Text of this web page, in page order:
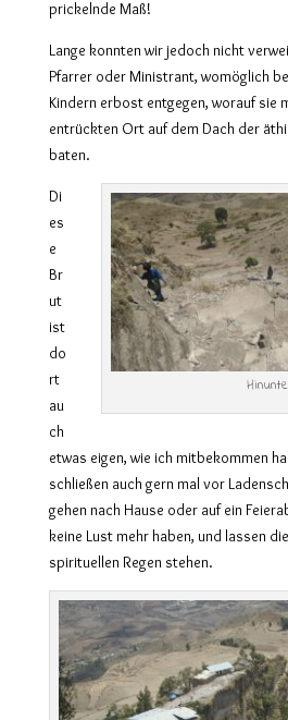
prickelnde Maß!
Lange konnten wir jedoch nicht
Pfarrer oder Ministrant, womöglich
Kindern erbost entgegen, worauf sie
entrückten Ort auf dem Dach der
baten.
Di
es
e
Br
ut
ist
do
rt
au
ch
etwas eigen, wie ich mitbekommen
schließen auch gern mal vor
gehen nach Hause oder auf ein
keine Lust mehr haben, und lassen
spirituellen Regen stehen.